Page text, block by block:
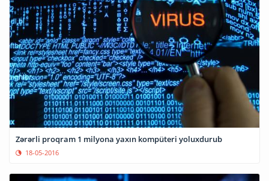
Zərərli proqram 1 milyona yaxın kompüteri yoluxdurub
18-05-2016